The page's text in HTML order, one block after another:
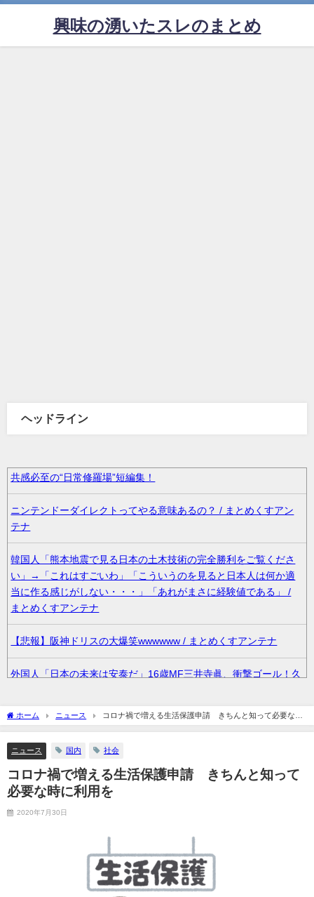
興味の湧いたスレのまとめ
ヘッドライン
共感必至の“日常修羅場”短編集！
ニンテンドーダイレクトってやる意味あるの？ / まとめくすアン
テナ
韓国人「熊本地震で見る日本の土木技術の完全勝利をご覧くださ
い」→「これはすごいわ」「こういうのを見ると日本人は何か適
当に作る感じがしない・・・」「あれがまさに経験値である」 /
まとめくすアンテナ
【悲報】阪神ドリスの大爆笑wwwwww / まとめくすアンテナ
外国人「日本の未来は安泰だ」16歳MF三井寺眞、衝撃ゴール！久
の反応】 / まとめくすアンテナ
Edition』3,713 本 / まとめくすアンテナ
36歳の彼女と結婚したいのに、家族が猛反対。家族から信じられ
クーラーボックス積んで出発→途中で買い足し…50代公務員の“ド
ライブ”が地獄すぎた 他 / 2chnaviヘッドライン
【画像】長濱ねる(27歳)の乳がヤバイと話題にｗｗｗｗ1700万バ
ホーム ニュース
コロナ禍で増える生活保護申請 きちんと知って必要な時
に利用を
ニュース 国内 社会
コロナ禍で増える生活保護申請 きちんと知って
必要な時に利用を
2020年7月30日